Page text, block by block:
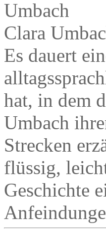
Clara
Es dauert
hat, in dem
Umbach
Strecken
flüssig,
Geschichte